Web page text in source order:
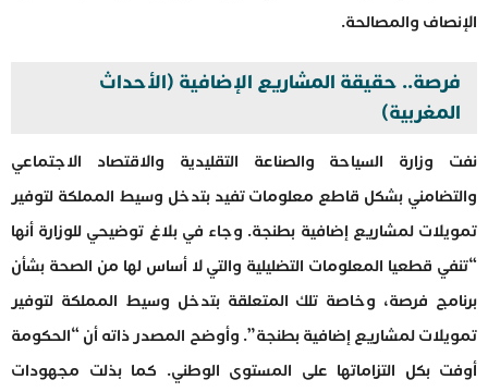
الإنصاف والمصالحة.
فرصة.. حقيقة المشاريع الإضافية (الأحداث
المغربية)
نفت وزارة السياحة والصناعة التقليدية والاقتصاد الاجتماعي
والتضامني بشكل قاطع معلومات تفيد بتدخل وسيط المملكة لتوفير
تمويلات لمشاريع إضافية بطنجة. وجاء في بلاغ توضيحي للوزارة أنها
“تنفي قطعيا المعلومات التضليلية والتي لا أساس لها من الصحة بشأن
برنامج فرصة، وخاصة تلك المتعلقة بتدخل وسيط المملكة لتوفير
تمويلات لمشاريع إضافية بطنجة”. وأوضح المصدر ذاته أن “الحكومة
أوفت بكل التزاماتها على المستوى الوطني. كما بذلت مجهودات